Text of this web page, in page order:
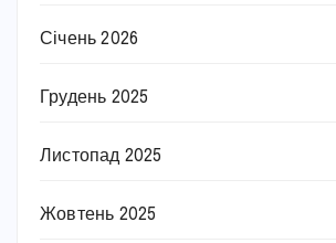
Січень 2026
Грудень 2025
Листопад 2025
Жовтень 2025